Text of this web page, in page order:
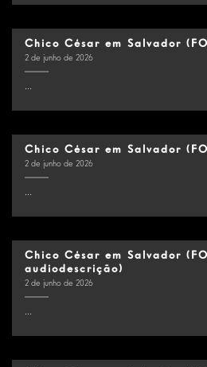
Chico César em Salvador
2 de junho de 2026
Chico César em Salvador
2 de junho de 2026
...
Chico César em Salvador
audiodescrição)
2 de junho de 2026
...